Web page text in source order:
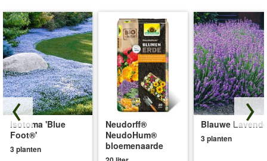
Isotoma 'Blue
Foot®'
3 planten
Neudorff®
NeudoHum®
bloemenaarde
Blauwe
3 planten